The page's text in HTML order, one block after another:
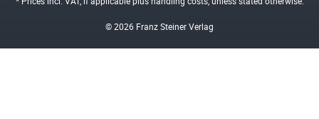
© 2026 Franz Steiner Verlag